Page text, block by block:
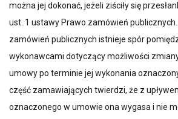
można jej dokonać, jeżeli ziściły się
ust. 1 ustawy Prawo zamówień
zamówień publicznych istnieje spór
wykonawcami dotyczący możliwości
umowy po terminie jej wykonania
część zamawiających twierdzi, że z
oznaczonego w umowie ona wygasa i nie